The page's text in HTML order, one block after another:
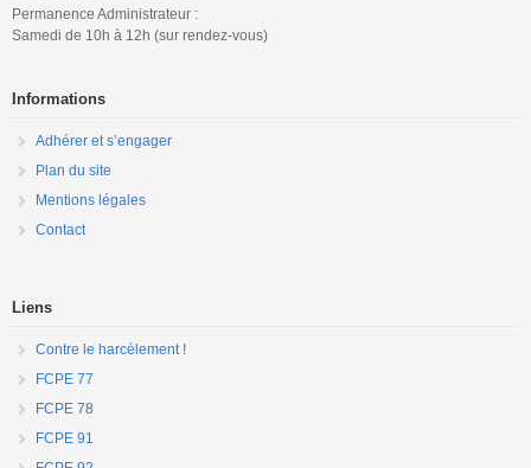
Permanence Administrateur :
Samedi de 10h à 12h (sur rendez-vous)
Informations
Adhérer et s’engager
Plan du site
Mentions légales
Contact
Liens
Contre le harcèlement !
FCPE 77
FCPE 78
FCPE 91